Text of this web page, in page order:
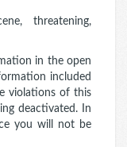
threatening,
in the open
included
violations of this
deactivated. In
you will not be